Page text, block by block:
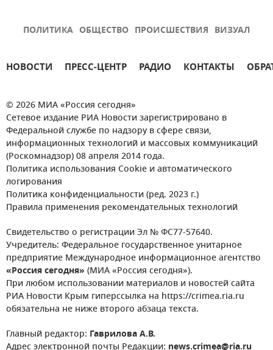
ПОЛИТИКА ОБЩЕСТВО ПРОИСШЕСТВИЯ ВИЗУАЛ
НОВОСТИ ПРЕСС-ЦЕНТР РАДИО КОНТАКТЫ
© 2026 МИА «Россия сегодня»
Сетевое издание РИА Новости зарегистрировано в
Федеральной службе по надзору в сфере связи,
информационных технологий и массовых коммуникаций
(Роскомнадзор) 08 апреля 2014 года.
Политика использования Cookie и автоматического
логирования
Политика конфиденциальности (ред. 2023 г.)
Правила применения рекомендательных технологий
Свидетельство о регистрации Эл № ФС77-57640.
Учредитель: Федеральное государственное унитарное
предприятие Международное информационное агентство
«Россия сегодня» (МИА «Россия сегодня»).
При любом использовании материалов и новостей сайта
РИА Новости Крым гиперссылка на https://crimea.ria.ru
обязательна не ниже второго абзаца текста.
Главный редактор: Гаврилова А.В.